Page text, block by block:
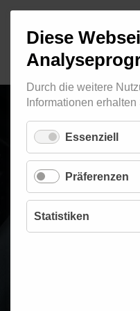
Startseite Programm
Diese
Durch die weitere
Informationen
Essenziell
Präferenzen
Statistiken